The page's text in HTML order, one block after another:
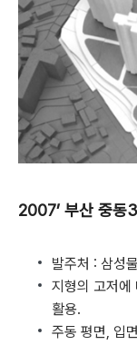
2007’ 부산 중동
발주처 : 삼성
지형의 고저에
활용.
주동 평면, 입